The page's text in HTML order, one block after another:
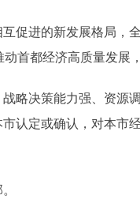
促进的新发展格局，
首都经济高质量发展
略决策能力强、资源
认定或确认，对本市